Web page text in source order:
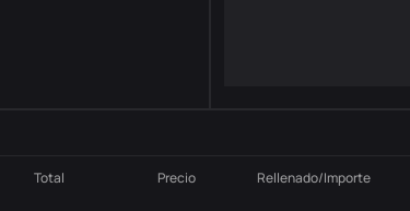
Total Precio Rellenado/Importe